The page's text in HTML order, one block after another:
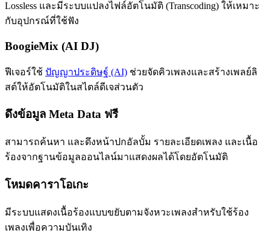
Lossless และมีระบบแปลงไฟล์อัตโนมัติ (Transcoding) ให้เหมาะ
กับอุปกรณ์ที่ใช้ฟัง
BoogieMix (AI DJ)
ฟีเจอร์ใช้ ปัญญาประดิษฐ์ (AI) ช่วยจัดคิวเพลงและสร้างเพลย์ลิ
สต์ให้อัตโนมัติในสไตล์ดีเจส่วนตัว
ดึงข้อมูล Meta Data ฟรี
สามารถค้นหา และดึงหน้าปกอัลบั้ม รายละเอียดเพลง และเนื้อ
ร้องจากฐานข้อมูลออนไลน์มาแสดงผลได้โดยอัตโนมัติ
โหมดคาราโอเกะ
มีระบบแสดงเนื้อร้องแบบขยับตามจังหวะเพลงสำหรับใช้ร้อง
เพลงเพื่อความบันเทิง